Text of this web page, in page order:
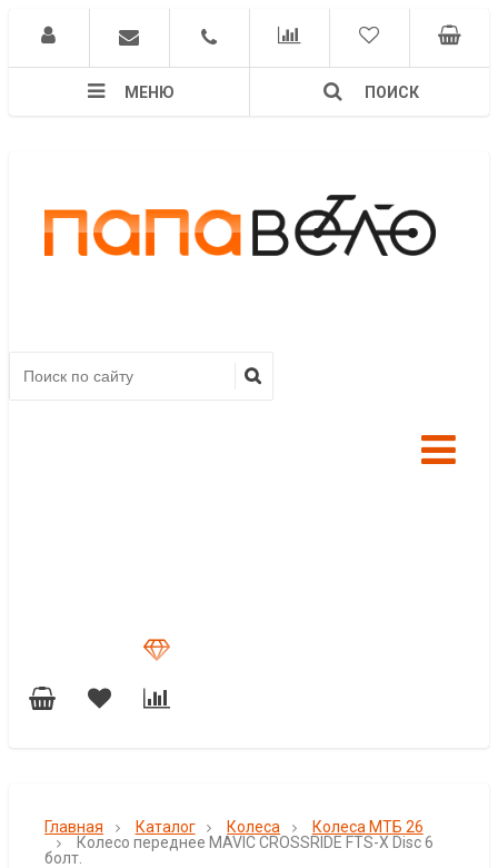
МЕНЮ ПОИСК
Главная Каталог Колеса
Колеса МТБ 26
Колесо переднее MAVIC CROSSRIDE FTS-X Disc 6
болт.